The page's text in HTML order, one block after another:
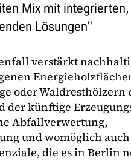
Mix mit integrierten,
Lösungen"
verstärkt
oder Waldresthölzern
der künftige
Abfallverwertung,
und womöglich auch
die es in Berlin